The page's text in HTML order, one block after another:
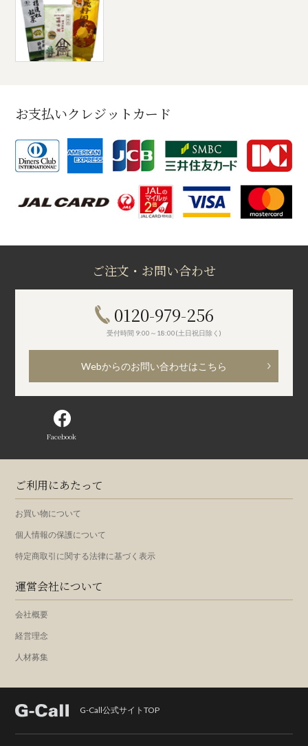
お支払いクレジットカード
ご注文・お問い合わせ
0120-979-256
受付時間 9:00～18:00(土日祝日除く)
Webからのお問い合わせはこちら
Facebook
ご利用にあたって
お買い物について
個人情報の保護について
特定商取引に関する法律に基づく表示
運営会社について
会社概要
経営理念
人材募集
G-Call公式サイトTOP